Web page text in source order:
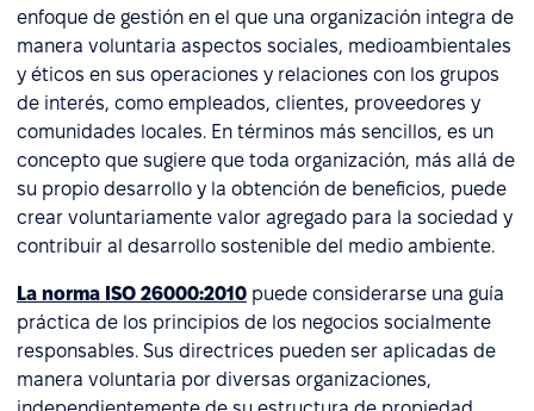
enfoque de gestión en el que una organización integra de
manera voluntaria aspectos sociales, medioambientales
y éticos en sus operaciones y relaciones con los grupos
de interés, como empleados, clientes, proveedores y
comunidades locales. En términos más sencillos, es un
concepto que sugiere que toda organización, más allá de
su propio desarrollo y la obtención de beneficios, puede
crear voluntariamente valor agregado para la sociedad y
contribuir al desarrollo sostenible del medio ambiente.
La norma ISO 26000:2010 puede considerarse una guía
práctica de los principios de los negocios socialmente
responsables. Sus directrices pueden ser aplicadas de
manera voluntaria por diversas organizaciones,